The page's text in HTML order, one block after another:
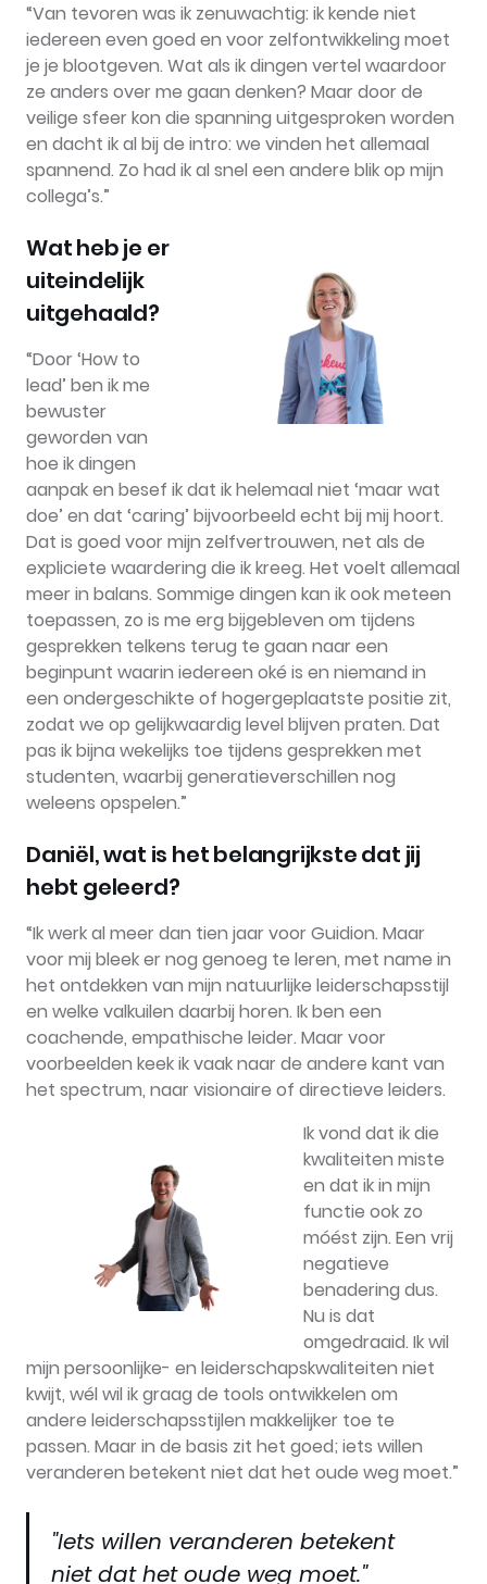
“Van tevoren was ik zenuwachtig: ik kende niet
iedereen even goed en voor zelfontwikkeling moet
je je blootgeven. Wat als ik dingen vertel waardoor
ze anders over me gaan denken? Maar door de
veilige sfeer kon die spanning uitgesproken worden
en dacht ik al bij de intro: we vinden het allemaal
spannend. Zo had ik al snel een andere blik op mijn
collega’s.”
Wat heb je er
uiteindelijk
uitgehaald?
“Door ‘How to
lead’ ben ik me
bewuster
geworden van
hoe ik dingen
aanpak en besef ik dat ik helemaal niet ‘maar wat
doe’ en dat ‘caring’ bijvoorbeeld echt bij mij hoort.
Dat is goed voor mijn zelfvertrouwen, net als de
expliciete waardering die ik kreeg. Het voelt allemaal
meer in balans. Sommige dingen kan ik ook meteen
toepassen, zo is me erg bijgebleven om tijdens
gesprekken telkens terug te gaan naar een
beginpunt waarin iedereen oké is en niemand in
een ondergeschikte of hogergeplaatste positie zit,
zodat we op gelijkwaardig level blijven praten. Dat
pas ik bijna wekelijks toe tijdens gesprekken met
studenten, waarbij generatieverschillen nog
weleens opspelen.”
Daniël, wat is het belangrijkste dat jij
hebt geleerd?
“Ik werk al meer dan tien jaar voor Guidion. Maar
voor mij bleek er nog genoeg te leren, met name in
het ontdekken van mijn natuurlijke leiderschapsstijl
en welke valkuilen daarbij horen. Ik ben een
coachende, empathische leider. Maar voor
voorbeelden keek ik vaak naar de andere kant van
het spectrum, naar visionaire of directieve leiders.
Ik vond dat ik die
kwaliteiten miste
en dat ik in mijn
functie ook zo
móést zijn. Een vrij
negatieve
benadering dus.
Nu is dat
omgedraaid. Ik wil
mijn persoonlijke- en leiderschapskwaliteiten niet
kwijt, wél wil ik graag de tools ontwikkelen om
andere leiderschapsstijlen makkelijker toe te
passen. Maar in de basis zit het goed; iets willen
veranderen betekent niet dat het oude weg moet.”
"Iets willen veranderen betekent
niet dat het oude weg moet."